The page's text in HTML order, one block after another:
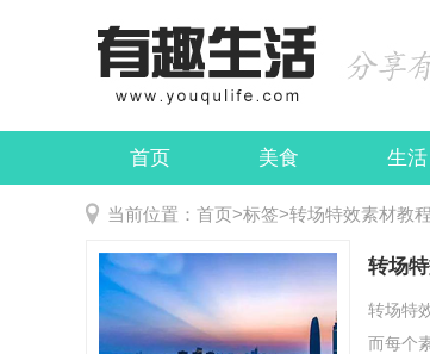
首页 美食 生活
娱乐 民俗
当前位置： 首页>标签>转场特效素材教
转场
转场特
而每个